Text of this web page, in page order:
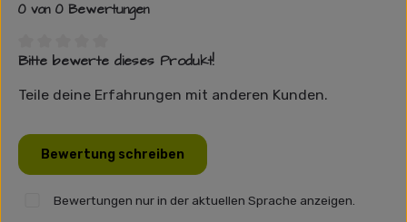
0 von 0 Bewertungen
Durchschnittliche Bewertung von 0 von 5 Sternen
Bitte bewerte dieses Produkt!
Teile deine Erfahrungen mit anderen Kunden.
Bewertung schreiben
Bewertungen nur in der aktuellen Sprache anzeigen.